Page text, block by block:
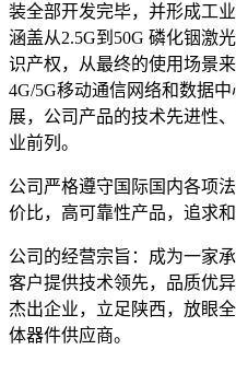
装全部开发完毕，并形成工
涵盖从2.5G到50G 磷化铟激
识产权，从最终的使用场景
4G/5G移动通信网络和数据
展，公司产品的技术先进性
业前列。
公司严格遵守国际国内各项
价比，高可靠性产品，追求
公司的经营宗旨：成为一家
客户提供技术领先，品质优
杰出企业，立足陕西，放眼
体器件供应商。